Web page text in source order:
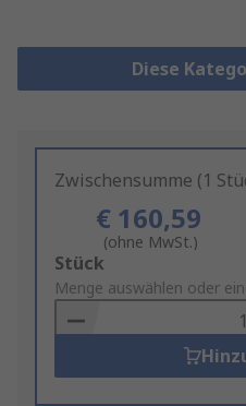
Diese
Zwischensumme (1
€ 160,59
(ohne MwSt.)
Add
to
Basket
Stück
Menge auswählen oder